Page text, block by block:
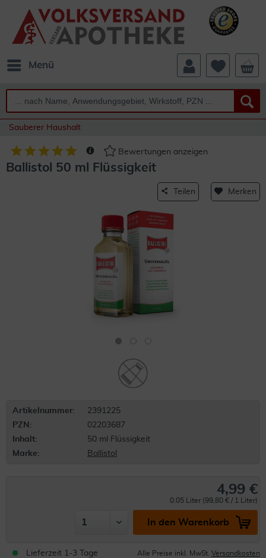
Menü
Sauberer Haushalt
Bewertungen anzeigen
Ballistol 50 ml Flüssigkeit
Teilen Merken
Artikelnummer:
2391225
PZN:
02203687
Inhalt:
50 ml Flüssigkeit
Marke:
Ballistol
4,99 €
0.05 Liter (99,80 € / 1 Liter)
In den Warenkorb
Lieferzeit 1-3 Tage Alle Preise inkl. MwSt. Versandkosten